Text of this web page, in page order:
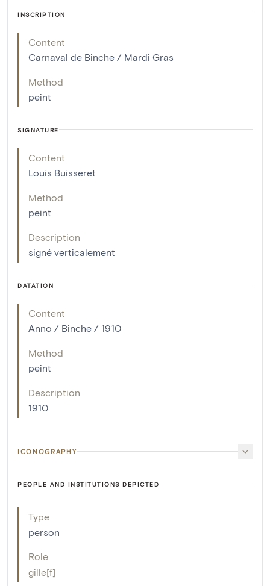
INSCRIPTION
Content
Carnaval de Binche / Mardi Gras
Method
peint
SIGNATURE
Content
Louis Buisseret
Method
peint
Description
signé verticalement
DATATION
Content
Anno / Binche / 1910
Method
peint
Description
1910
ICONOGRAPHY
PEOPLE AND INSTITUTIONS DEPICTED
Type
person
Role
gille[f]